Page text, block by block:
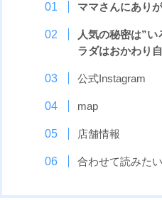
ママさんにあり
人気の秘密は”
ラダはおかわり
公式Instagram
map
店舗情報
合わせて読みたい